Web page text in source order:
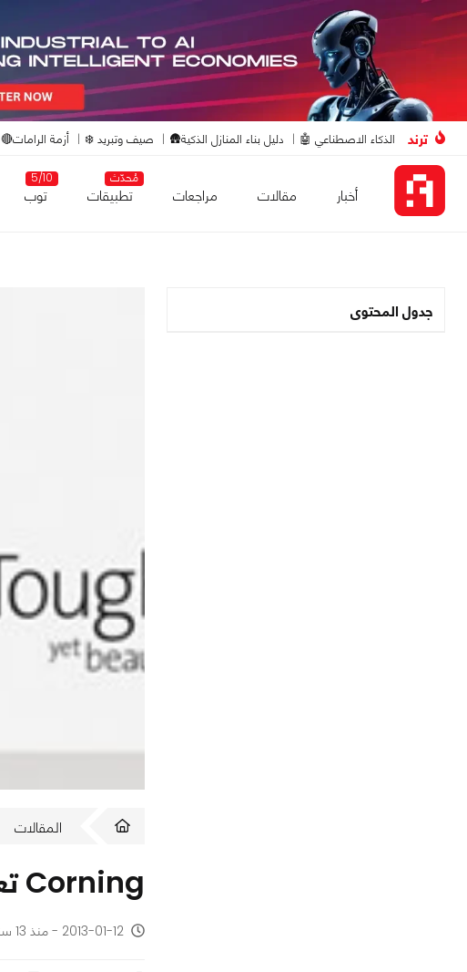
ترند الذكاء الاصطناعي 🤖 دليل بناء المنازل الذكية🛖 صيف وتبريد ❄️ أزمة الرامات🔴
أخبار مقالات مراجعات
مُحدّث
تطبيقات
5/10
توب
جدول المحتوى
المقالات
Corning تعرض Gorilla Glass 3 في معرض CES 2013
2013-01-12 - منذ 13 سنة